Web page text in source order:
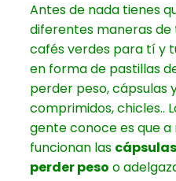
Antes de nada tienes
diferentes maneras
cafés verdes para tí y
en forma de pastillas
perder peso, cápsulas
comprimidos, chicles..
gente conoce es que
funcionan las
perder peso o